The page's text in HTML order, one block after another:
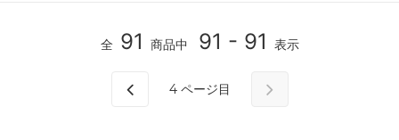
全 91 商品中 91 - 91 表示
4 ページ目